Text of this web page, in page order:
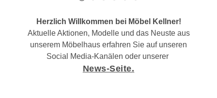
Herzlich Willkommen bei Möbel Kellner!
Aktuelle Aktionen, Modelle und das Neuste aus
unserem Möbelhaus erfahren Sie auf unseren
Social Media-Kanälen oder unserer
News-Seite.